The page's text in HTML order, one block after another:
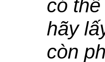
có
hãy
còn